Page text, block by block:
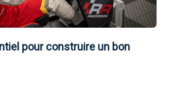
pour construire un bon